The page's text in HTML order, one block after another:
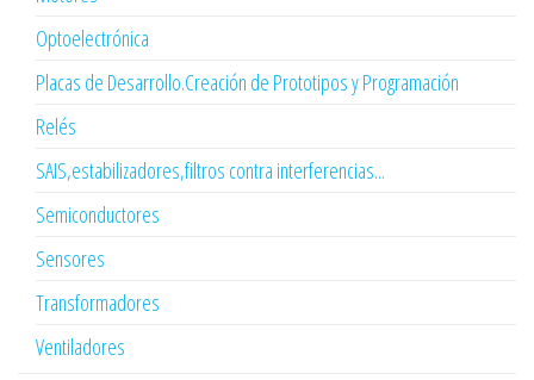
Optoelectrónica
Placas de Desarrollo.Creación de Prototipos y Programación
Relés
SAIS,estabilizadores,filtros contra interferencias...
Semiconductores
Sensores
Transformadores
Ventiladores